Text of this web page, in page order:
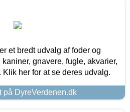
et bredt udvalg af foder og
gnavere, fugle, akvarier,
her for at se deres udvalg.
på DyreVerdenen.dk